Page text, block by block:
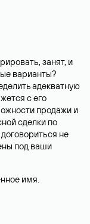
занят, и
варианты?
адекватную
с его
продажи и
сделки по
не
под ваши
имя.